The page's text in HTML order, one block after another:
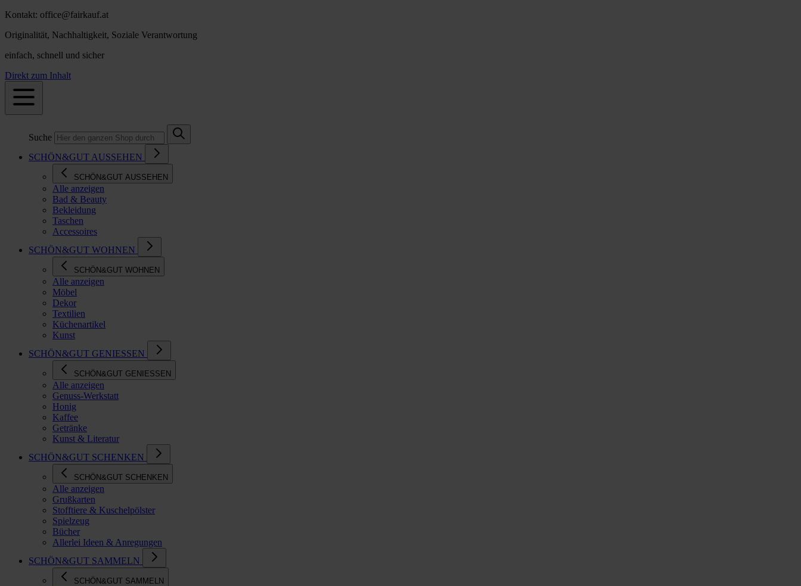
Kontakt: office@fairkauf.at
Originalität, Nachhaltigkeit, Soziale Verantwortung
einfach, schnell und sicher
Direkt zum Inhalt
Suche
SCHÖN&GUT AUSSEHEN
SCHÖN&GUT AUSSEHEN
Alle anzeigen
Bad & Beauty
Bekleidung
Taschen
Accessoires
SCHÖN&GUT WOHNEN
SCHÖN&GUT WOHNEN
Alle anzeigen
Möbel
Dekor
Textilien
Küchenartikel
Kunst
SCHÖN&GUT GENIESSEN
SCHÖN&GUT GENIESSEN
Alle anzeigen
Genuss-Werkstatt
Honig
Kaffee
Getränke
Kunst & Literatur
SCHÖN&GUT SCHENKEN
SCHÖN&GUT SCHENKEN
Alle anzeigen
Grußkarten
Stofftiere & Kuschelpölster
Spielzeug
Bücher
Allerlei Ideen & Anregungen
SCHÖN&GUT SAMMELN
SCHÖN&GUT SAMMELN